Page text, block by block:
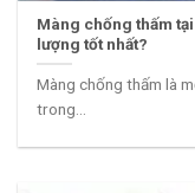
Màng chống thấm
lượng tốt nhất?
Màng chống thấm là
trong...